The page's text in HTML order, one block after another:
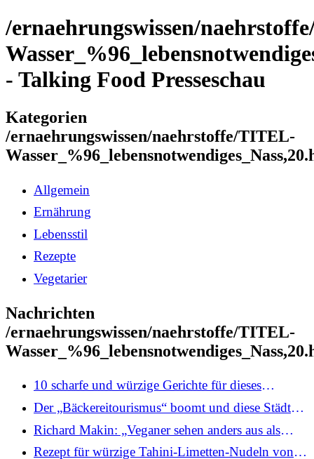
/ernaehrungswissen/
- Talking Food Presseschau
Kategorien
/ernaehrungswissen/naehrstoffe/TITEL-
Allgemein
Ernährung
Lebensstil
Rezepte
Vegetarier
Nachrichten
/ernaehrungswissen/naehrstoffe/TITEL-
10 scharfe und würzige Gerichte für dieses
Wochenende
Der „Bäckereitourismus“ boomt und diese Städte
sollten Sie besuchen
Richard Makin: „Veganer sehen anders aus als
früher“
Rezept für würzige Tahini-Limetten-Nudeln von